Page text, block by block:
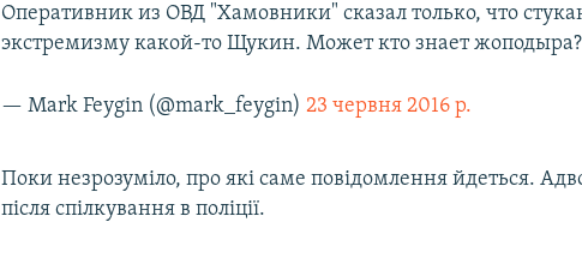
Оперативник из ОВД "Хамовники" сказал только, что
экстремизму какой-то Щукин. Может кто знает жоподыра?
— Mark Feygin (@mark_feygin)23 червня 2016 р.
Поки незрозуміло, про які саме повідомлення йдеться.
після спілкування в поліції.